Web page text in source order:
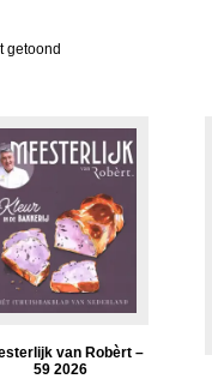
getoond
van Robèrt –
59 2026